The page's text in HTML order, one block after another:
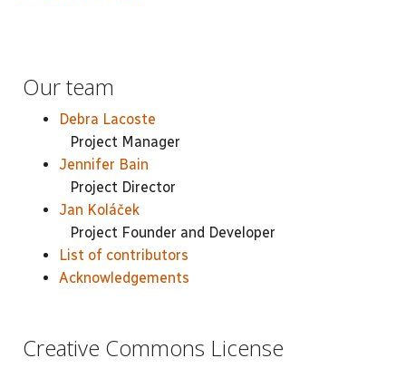
Our team
Debra Lacoste
Project Manager
Jennifer Bain
Project Director
Jan Koláček
Project Founder and Developer
List of contributors
Acknowledgements
Creative Commons License